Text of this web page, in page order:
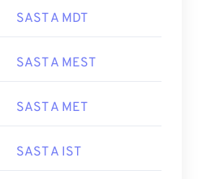
SAST A MDT
SAST A MEST
SAST A MET
SAST A IST